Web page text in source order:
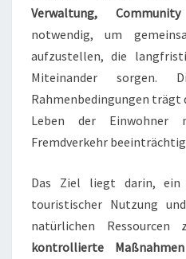
Verwaltung,
notwendig, um
aufzustellen, die
Miteinander sorgen.
Rahmenbedingungen trägt
Leben der Einwohner
Fremdverkehr
Das Ziel liegt darin, ein
touristischer Nutzung
natürlichen
kontrollierte Maßnahmen